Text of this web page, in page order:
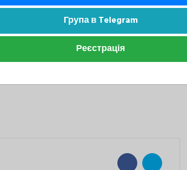
духовці протягом 1 години при
можливо потрібно більше часу,
Група в Telegram
Реєстрація